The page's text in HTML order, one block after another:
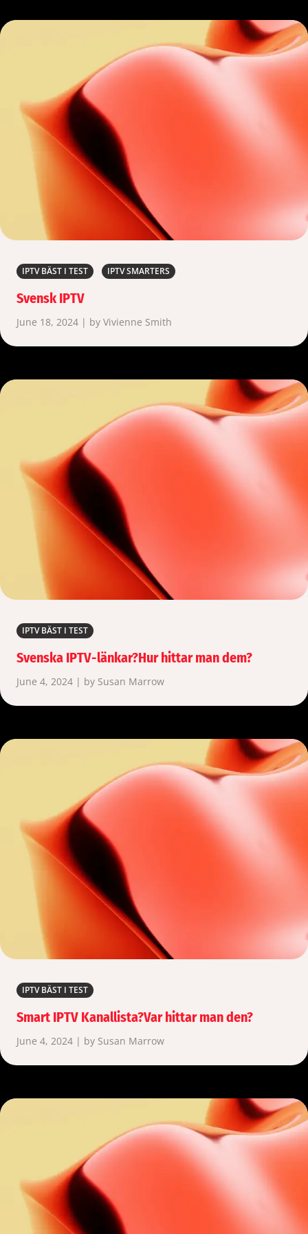
IPTV BÄST I TEST IPTV SMARTERS
Svensk IPTV
June 18, 2024 | by Vivienne Smith
IPTV BÄST I TEST
Svenska IPTV-länkar?Hur hittar man dem?
June 4, 2024 | by Susan Marrow
IPTV BÄST I TEST
Smart IPTV Kanallista?Var hittar man den?
June 4, 2024 | by Susan Marrow